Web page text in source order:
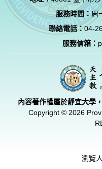
瀏覽
服務時間：周
聯絡電話：04-
服務信箱：
內容著作權屬於靜宜大學
Copyright © 2026